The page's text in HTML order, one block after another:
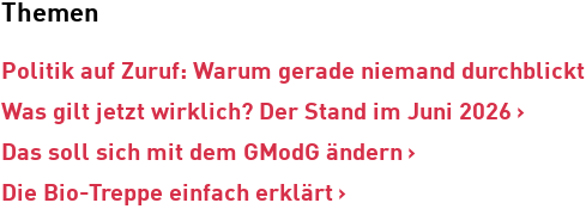
Themen
Politik auf Zuruf: Warum gerade niemand durchblickt
Was gilt jetzt wirklich? Der Stand im Juni 2026
Das soll sich mit dem GModG ändern
Die Bio-Treppe einfach erklärt